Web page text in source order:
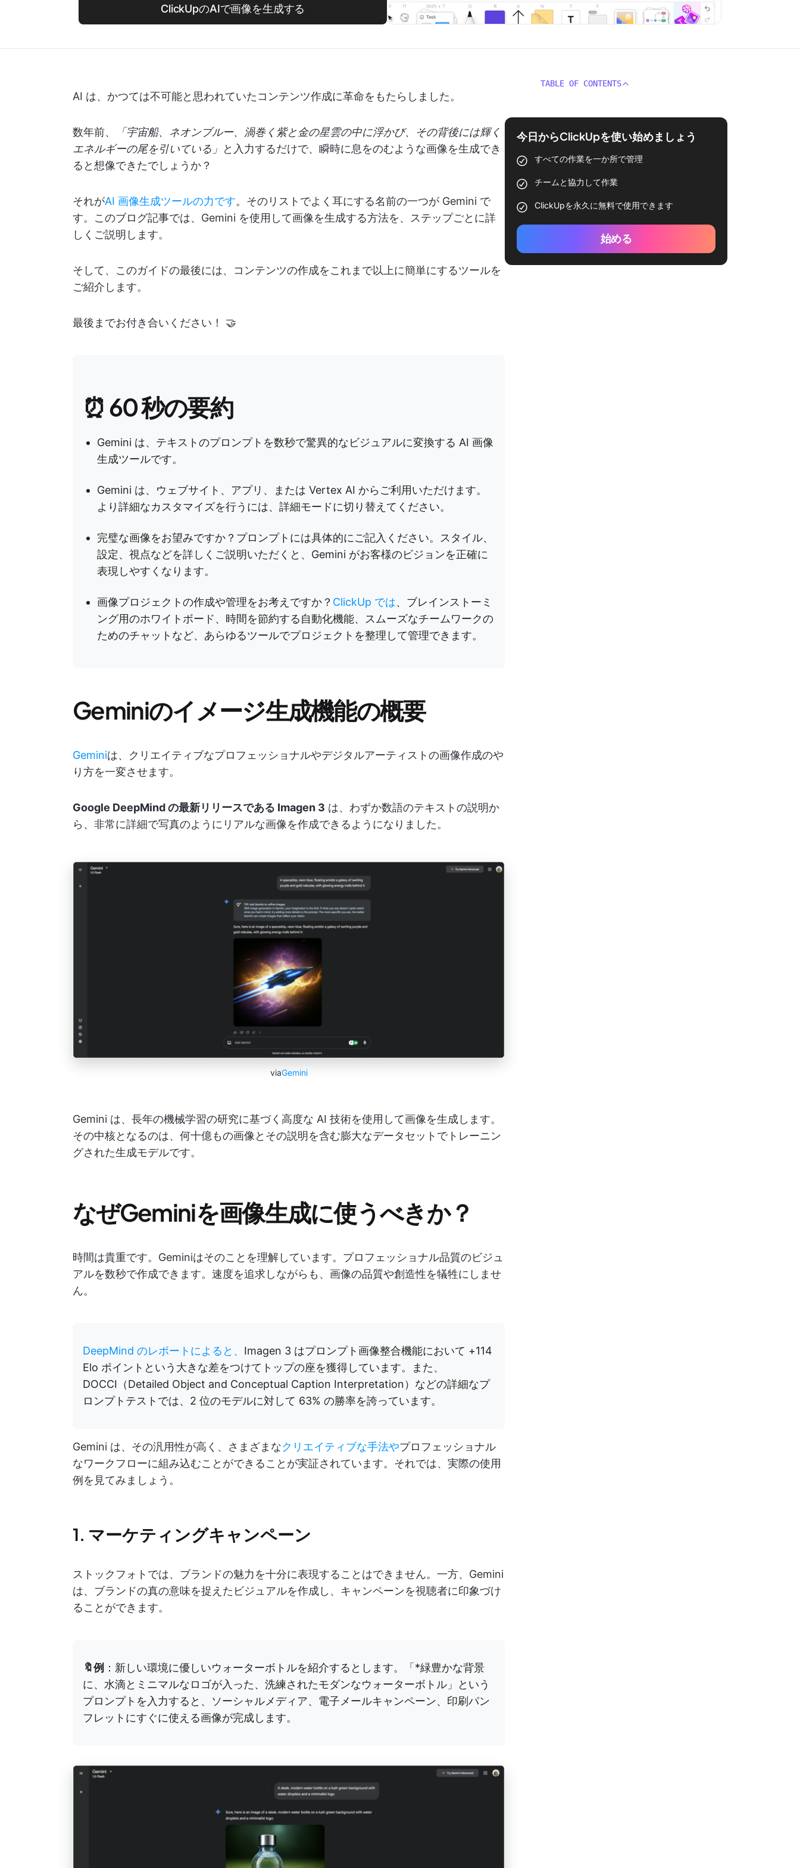
ClickUpのAIで画像を生成する
AI は、かつては不可能と思われていたコンテンツ作成に革命をもたらしました。
数年前、
「宇宙船、ネオンブルー、渦巻く紫と金の星雲の中に浮かび、その背後には輝く
エネルギーの尾を引いている」 と入力するだけで、瞬時に息をのむような画像を生成でき
ると想像できたでしょうか？
それがAI 画像生成ツールの力です。そのリストでよく耳にする名前の一つが Gemini で
す。このブログ記事では、Gemini を使用して画像を生成する方法を、ステップごとに詳
しくご説明します。
そして、このガイドの最後には、コンテンツの作成をこれまで以上に簡単にするツールを
ご紹介します。
最後までお付き合いください！ 🤝
⏰ 60 秒の要約
Gemini は、テキストのプロンプトを数秒で驚異的なビジュアルに変換する AI 画像
生成ツールです。
Gemini は、ウェブサイト、アプリ、または Vertex AI からご利用いただけます。
より詳細なカスタマイズを行うには、詳細モードに切り替えてください。
完璧な画像をお望みですか？プロンプトには具体的にご記入ください。スタイル、
設定、視点などを詳しくご説明いただくと、Gemini がお客様のビジョンを正確に
表現しやすくなります。
画像プロジェクトの作成や管理をお考えですか？ ClickUp では、ブレインストーミ
ング用のホワイトボード、時間を節約する自動化機能、スムーズなチームワークの
ためのチャットなど、あらゆるツールでプロジェクトを整理して管理できます。
Geminiのイメージ生成機能の概要
Geminiは、クリエイティブなプロフェッショナルやデジタルアーティストの画像作成のや
り方を一変させます。
Google DeepMind の最新リリースである Imagen 3 は、わずか数語のテキストの説明か
ら、非常に詳細で写真のようにリアルな画像を作成できるようになりました。
viaGemini
Gemini は、長年の機械学習の研究に基づく高度な AI 技術を使用して画像を生成します。
その中核となるのは、何十億もの画像とその説明を含む膨大なデータセットでトレーニン
グされた生成モデルです。
なぜGeminiを画像生成に使うべきか？
時間は貴重です。Geminiはそのことを理解しています。プロフェッショナル品質のビジュ
アルを数秒で作成できます。速度を追求しながらも、画像の品質や創造性を犠牲にしませ
ん。
DeepMind のレポートによると、 Imagen 3 はプロンプト画像整合機能において +114
Elo ポイントという大きな差をつけてトップの座を獲得しています。また、
DOCCI（Detailed Object and Conceptual Caption Interpretation）などの詳細なプ
ロンプトテストでは、2 位のモデルに対して 63% の勝率を誇っています。
Gemini は、その汎用性が高く、さまざまなクリエイティブな手法やプロフェッショナル
なワークフローに組み込むことができることが実証されています。それでは、実際の使用
例を見てみましょう。
1. マーケティングキャンペーン
ストックフォトでは、ブランドの魅力を十分に表現することはできません。一方、Gemini
は、ブランドの真の意味を捉えたビジュアルを作成し、キャンペーンを視聴者に印象づけ
ることができます。
🔖例 ：新しい環境に優しいウォーターボトルを紹介するとします。「*緑豊かな背景
に、水滴とミニマルなロゴが入った、洗練されたモダンなウォーターボトル」という
プロンプトを入力すると、ソーシャルメディア、電子メールキャンペーン、印刷パン
フレットにすぐに使える画像が完成します。
TABLE OF CONTENTS
今日からClickUpを使い始めましょう
すべての作業を一か所で管理
チームと協力して作業
ClickUpを永久に無料で使用できます
始める